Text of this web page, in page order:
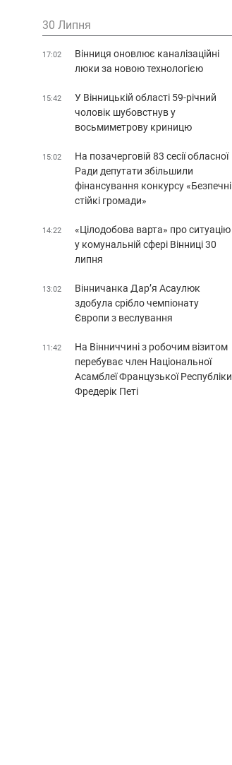
30 Липня
17:02
Вінниця оновлює каналізаційні
люки за новою технологією
15:42
У Вінницькій області 59-річний
чоловік шубовстнув у
восьмиметрову криницю
15:02
На позачерговій 83 сесії обласної
Ради депутати збільшили
фінансування конкурсу «Безпечні
стійкі громади»
14:22
«Цілодобова варта» про ситуацію
у комунальній сфері Вінниці 30
липня
13:02
Вінничанка Дар’я Асаулюк
здобула срібло чемпіонату
Європи з веслування
11:42
На Вінниччині з робочим візитом
перебуває член Національної
Асамблеї Французької Республіки
Фредерік Петі